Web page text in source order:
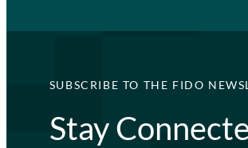
SUBSCRIBE TO THE FIDO
Stay